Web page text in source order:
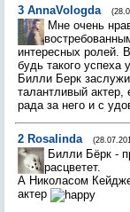
3 AnnaVologda
Мне очень
интересных ролей.
будь такого успеха
Билли Берк
талантливый
рада за него и с
2 Rosalinda
Билли Бёрк -
расцветет.
А Николасом
актер